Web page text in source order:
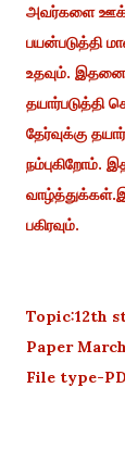
அவர்களை
பயன்படுத்தி
உதவும்.
தேர்வுக்கு
நம்புகிறோம்.
பகிரவும்.
Topic:12th
Paper
File type-